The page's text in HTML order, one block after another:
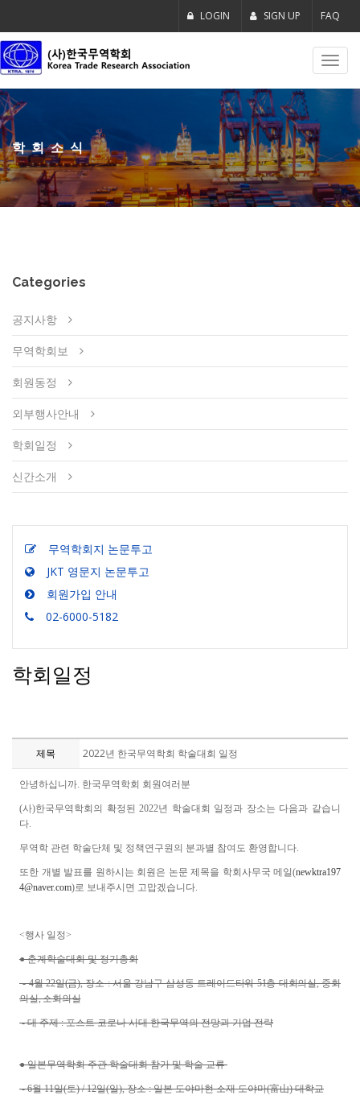
LOGIN SIGN UP FAQ
학회소식
Categories
공지사항
무역학회보
회원동정
외부행사안내
학회일정
신간소개
무역학회지 논문투고
JKT 영문지 논문투고
회원가입 안내
02-6000-5182
학회일정
제목 2022년 한국무역학회 학술대회 일정
안녕하십니까. 한국무역학회 회원여러분
(사)한국무역학회의 확정된 2022년 학술대회 일정과 장소는 다음과 같습니
다.
무역학 관련 학술단체 및 정책연구원의 분과별 참여도 환영합니다.
또한 개별 발표를 원하시는 회원은 논문 제목을 학회사무국 메일(newktra197
4@naver.com)로 보내주시면 고맙겠습니다.
<행사 일정>
● 춘계학술대회 및 정기총회
- 4월 22일(금), 장소 : 서울 강남구 삼성동 트레이드타워 51층 대회의실, 중회
의실, 소회의실
- 대 주제 : 포스트 코로나 시대 한국무역의 전망과 기업 전략
● 일본무역학회 주관 학술대회 참가 및 학술 교류
- 6월 11일(토) / 12일(일), 장소 : 일본 도야마현 소재 도야마(富山) 대학교